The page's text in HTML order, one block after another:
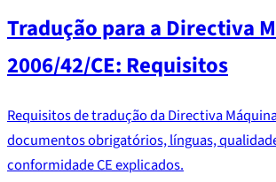
Tradução para a Directiva
2006/42/CE: Requisitos
Requisitos de tradução da Directiva
documentos obrigatórios, línguas,
conformidade CE explicados.